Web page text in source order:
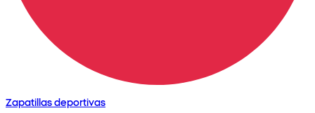
Zapatillas deportivas